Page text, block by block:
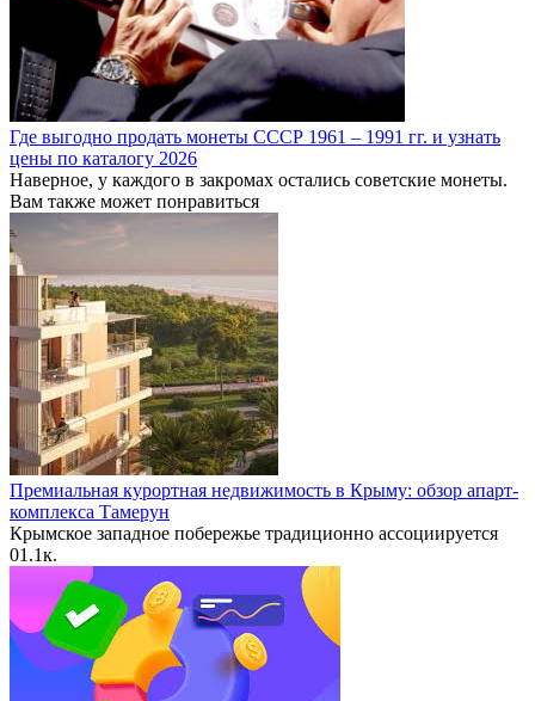
Где выгодно продать монеты СССР 1961 – 1991 гг. и узнать
цены по каталогу 2026
Наверное, у каждого в закромах остались советские монеты.
Вам также может понравиться
Премиальная курортная недвижимость в Крыму: обзор апарт-
комплекса Тамерун
Крымское западное побережье традиционно ассоциируется
01.1к.